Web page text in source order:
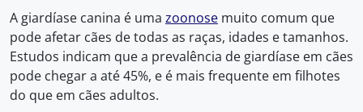
A giardíase canina é uma zoonose muito comum que
pode afetar cães de todas as raças, idades e tamanhos.
Estudos indicam que a prevalência de giardíase em cães
pode chegar a até 45%, e é mais frequente em filhotes
do que em cães adultos.